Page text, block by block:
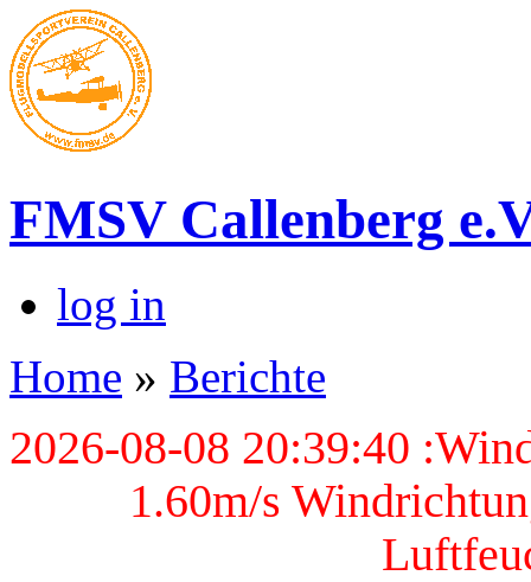
FMSV Callenberg
log in
Home » Berichte
2026-08-08 20:39:40
1.60m/s